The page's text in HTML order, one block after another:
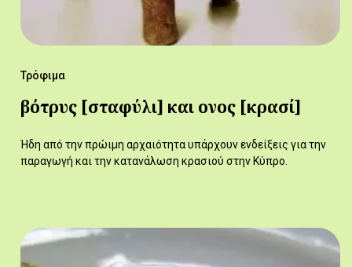
Τρόφιμα
βότρυς [σταφύλι] και οἶνος [κρασί]
Ήδη από την πρώιμη αρχαιότητα υπάρχουν ενδείξεις για την
παραγωγή και την κατανάλωση κρασιού στην Κύπρο.